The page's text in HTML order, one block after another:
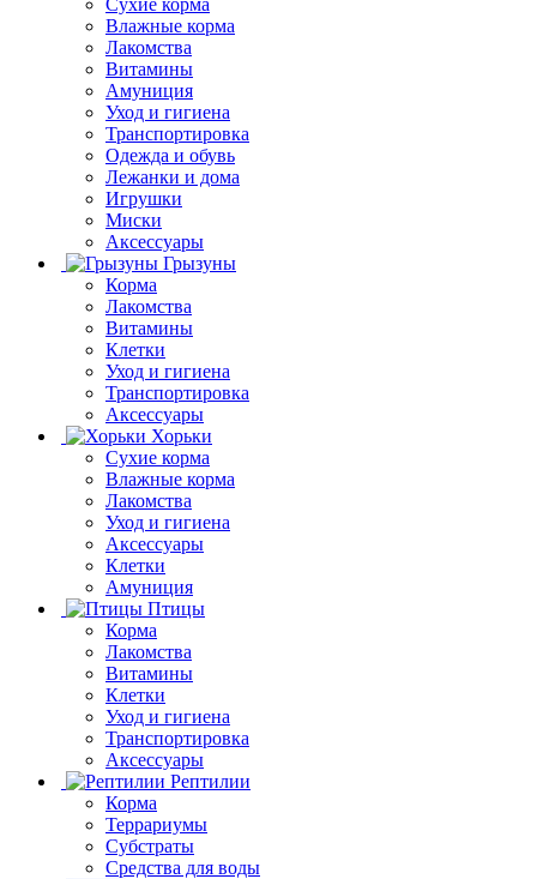
Влажные корма
Лакомства
Витамины
Амуниция
Уход и гигиена
Транспортировка
Одежда и обувь
Лежанки и дома
Игрушки
Миски
Аксессуары
Грызуны
Корма
Лакомства
Витамины
Клетки
Уход и гигиена
Транспортировка
Аксессуары
Хорьки
Сухие корма
Влажные корма
Лакомства
Уход и гигиена
Аксессуары
Клетки
Амуниция
Птицы
Корма
Лакомства
Витамины
Клетки
Уход и гигиена
Транспортировка
Аксессуары
Рептилии
Корма
Террариумы
Субстраты
Средства для воды